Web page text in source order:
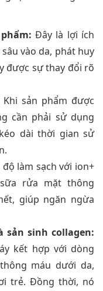
Đây là lợi ích
vào da, phát huy
được sự thay đổi rõ
Khi sản phẩm được
cần phải sử dụng
dài thời gian sử
độ làm sạch với ion+
rửa mặt thông
giúp ngăn ngừa
sản sinh collagen:
kết hợp với dòng
máu dưới da,
trẻ. Đồng thời, nó